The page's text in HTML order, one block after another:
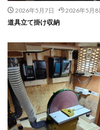
2026年5月7日 2026年5月8
道具立て掛け収納